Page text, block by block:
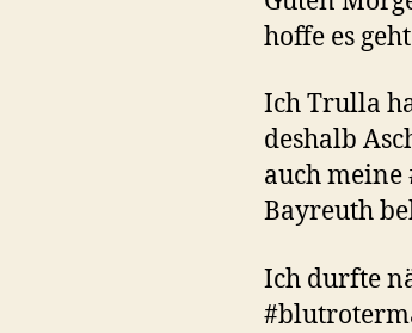
hoffe es
Ich Trulla
deshalb
auch
Bayreuth
Ich durfte